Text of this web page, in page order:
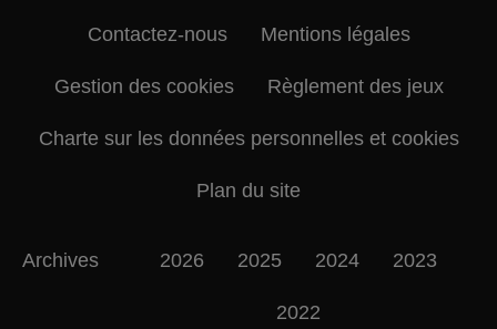
Contactez-nous Mentions légales
Gestion des cookies Règlement des jeux
Charte sur les données personnelles et cookies
Plan du site
Archives 2026 2025 2024 2023
2022